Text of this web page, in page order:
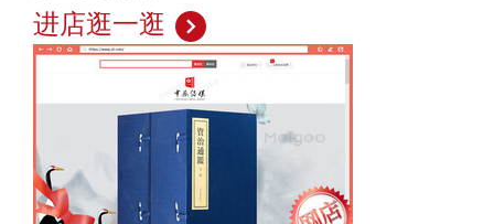
进店逛一逛